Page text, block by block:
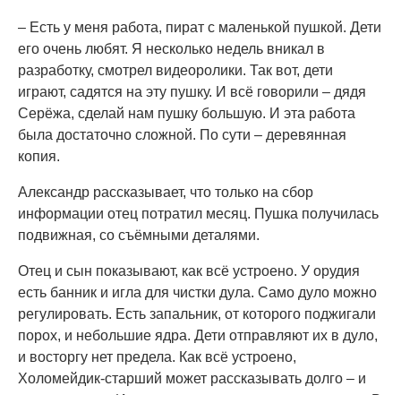
– Есть у меня работа, пират с маленькой пушкой. Дети
его очень любят. Я несколько недель вникал в
разработку, смотрел видеоролики. Так вот, дети
играют, садятся на эту пушку. И всё говорили – дядя
Серёжа, сделай нам пушку большую. И эта работа
была достаточно сложной. По сути – деревянная
копия.
Александр рассказывает, что только на сбор
информации отец потратил месяц. Пушка получилась
подвижная, со съёмными деталями.
Отец и сын показывают, как всё устроено. У орудия
есть банник и игла для чистки дула. Само дуло можно
регулировать. Есть запальник, от которого поджигали
порох, и небольшие ядра. Дети отправляют их в дуло,
и восторгу нет предела. Как всё устроено,
Холомейдик-старший может рассказывать долго – и